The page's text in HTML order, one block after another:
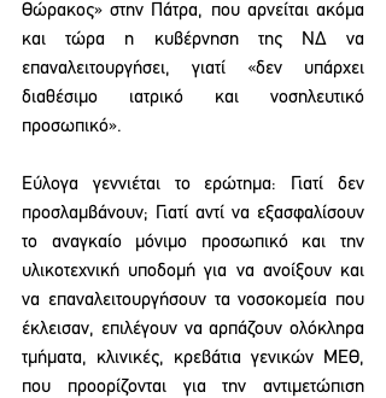
Θώρακος» στην Πάτρα, που αρνείται ακόμα
και τώρα η κυβέρνηση της ΝΔ να
επαναλειτουργήσει, γιατί «δεν υπάρχει
διαθέσιμο ιατρικό και νοσηλευτικό
προσωπικό».
Εύλογα γεννιέται το ερώτημα: Γιατί δεν
προσλαμβάνουν; Γιατί αντί να εξασφαλίσουν
το αναγκαίο μόνιμο προσωπικό και την
υλικοτεχνική υποδομή για να ανοίξουν και
να επαναλειτουργήσουν τα νοσοκομεία που
έκλεισαν, επιλέγουν να αρπάζουν ολόκληρα
τμήματα, κλινικές, κρεβάτια γενικών ΜΕΘ,
που προορίζονται για την αντιμετώπιση